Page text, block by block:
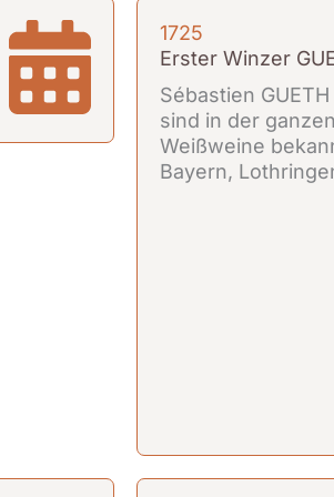
1725
Erster Winzer
Sébastien
sind in der
Weißweine
Bayern,